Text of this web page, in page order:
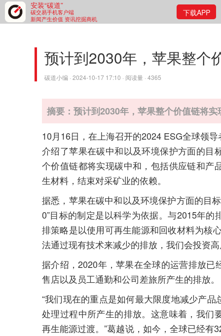
安装“碳道”
碳交易手机客户端
新闻产生价值 资讯挖掘商机
下载APP
预计到2030年，苹果整个
碳道小编 · 2024-10-17 17:10 · 阅读量 · 4365
摘要：预计到2030年，苹果整个价值链将实
10月16日，在上海召开的2024 ESG全球领
介绍了苹果在碳中和以及环境保护方面的目
个价值链都将实现碳中和，包括供应链和产
生材料，结束对采矿业的依赖。
据悉，苹果在碳中和以及环境保护方面的目
0”目标的制定是以科学为依据。与2015年
排策略是以使用可再生能源和回收材料为核
法通过现有技术来减少的排放，我们会投资
据介绍，2020年，苹果在全球的运营排放
售店以及员工通勤和公司差旅所产生的排放。
“我们现在的重点是如何最大限度地减少产
处理过程中所产生的排放。这意味着，我们
再生能源过渡。”葛越说，如今，全球已经